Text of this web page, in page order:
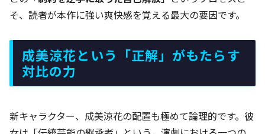
そ、読者が本作に強い爽快感を覚える最大の要因です。
成美涼花という「正解」がもたらす
対比の力
新キャラクター、成美涼花の配置も極めて論理的です。彼